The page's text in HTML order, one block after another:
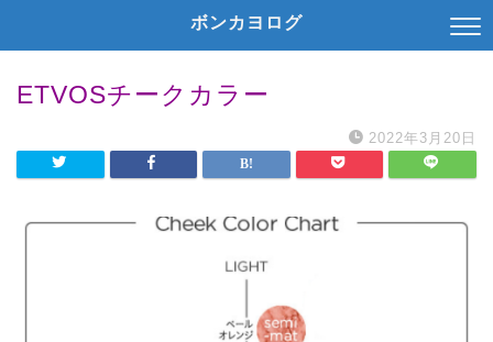
ボンカヨログ
ETVOSチークカラー
2022年3月20日